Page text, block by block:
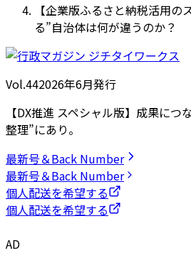
【企業版ふるさと納税活用の
る”自治体は何が違うのか？
Vol.442026年6月発行
【DX推進 スペシャル版】成果に
整理”にあり。
最新号＆Back Number
最新号＆Back Number
個人配送を希望する
個人配送を希望する
AD